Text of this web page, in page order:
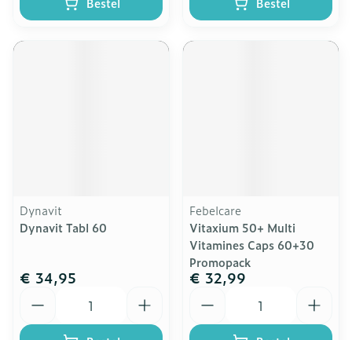
Dynavit
Dynavit Tabl 60
€ 34,95
Febelcare
Vitaxium 50+ Multi
Vitamines Caps 60+30
Promopack
€ 32,99